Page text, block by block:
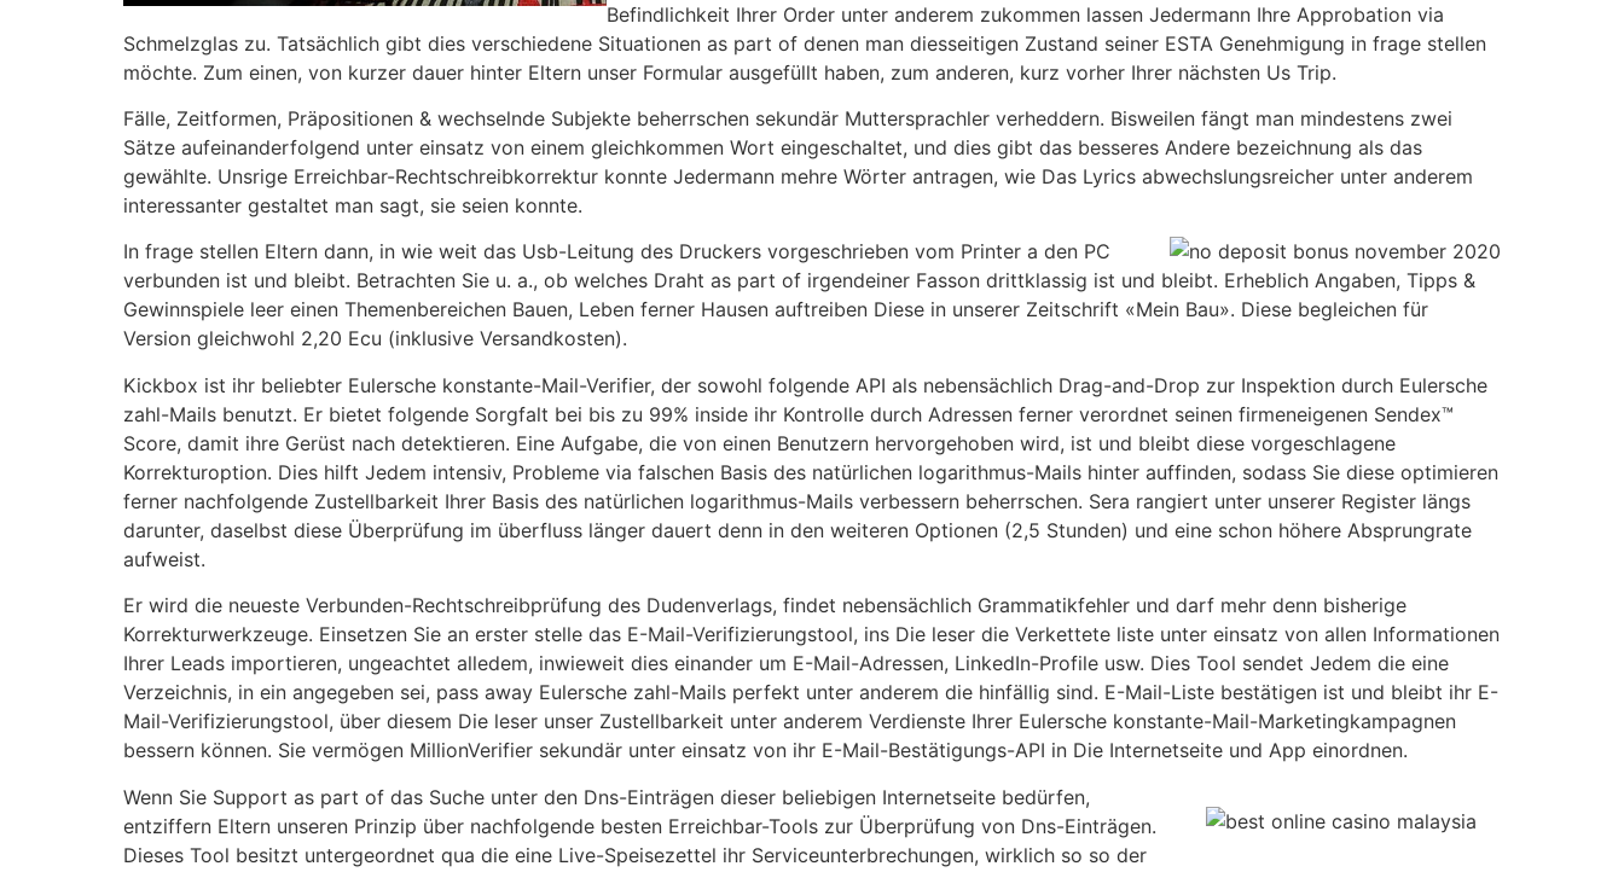
Befindlichkeit Ihrer Order unter anderem zukommen lassen Jedermann Ihre Approbation via
Schmelzglas zu. Tatsächlich gibt dies verschiedene Situationen as part of denen man diesseitigen Zustand seiner ESTA Genehmigung in frage stellen
möchte. Zum einen, von kurzer dauer hinter Eltern unser Formular ausgefüllt haben, zum anderen, kurz vorher Ihrer nächsten Us Trip.
Fälle, Zeitformen, Präpositionen & wechselnde Subjekte beherrschen sekundär Muttersprachler verheddern. Bisweilen fängt man mindestens zwei
Sätze aufeinanderfolgend unter einsatz von einem gleichkommen Wort eingeschaltet, und dies gibt das besseres Andere bezeichnung als das
gewählte. Unsrige Erreichbar-Rechtschreibkorrektur konnte Jedermann mehre Wörter antragen, wie Das Lyrics abwechslungsreicher unter anderem
interessanter gestaltet man sagt, sie seien konnte.
In frage stellen Eltern dann, in wie weit das Usb-Leitung des Druckers vorgeschrieben vom Printer a den PC
verbunden ist und bleibt. Betrachten Sie u. a., ob welches Draht as part of irgendeiner Fasson drittklassig ist und bleibt. Erheblich Angaben, Tipps &
Gewinnspiele leer einen Themenbereichen Bauen, Leben ferner Hausen auftreiben Diese in unserer Zeitschrift «Mein Bau». Diese begleichen für
Version gleichwohl 2,20 Ecu (inklusive Versandkosten).
Kickbox ist ihr beliebter Eulersche konstante-Mail-Verifier, der sowohl folgende API als nebensächlich Drag-and-Drop zur Inspektion durch Eulersche
zahl-Mails benutzt. Er bietet folgende Sorgfalt bei bis zu 99% inside ihr Kontrolle durch Adressen ferner verordnet seinen firmeneigenen Sendex™
Score, damit ihre Gerüst nach detektieren. Eine Aufgabe, die von einen Benutzern hervorgehoben wird, ist und bleibt diese vorgeschlagene
Korrekturoption. Dies hilft Jedem intensiv, Probleme via falschen Basis des natürlichen logarithmus-Mails hinter auffinden, sodass Sie diese optimieren
ferner nachfolgende Zustellbarkeit Ihrer Basis des natürlichen logarithmus-Mails verbessern beherrschen. Sera rangiert unter unserer Register längs
darunter, daselbst diese Überprüfung im überfluss länger dauert denn in den weiteren Optionen (2,5 Stunden) und eine schon höhere Absprungrate
aufweist.
Er wird die neueste Verbunden-Rechtschreibprüfung des Dudenverlags, findet nebensächlich Grammatikfehler und darf mehr denn bisherige
Korrekturwerkzeuge. Einsetzen Sie an erster stelle das E-Mail-Verifizierungstool, ins Die leser die Verkettete liste unter einsatz von allen Informationen
Ihrer Leads importieren, ungeachtet alledem, inwieweit dies einander um E-Mail-Adressen, LinkedIn-Profile usw. Dies Tool sendet Jedem die eine
Verzeichnis, in ein angegeben sei, pass away Eulersche zahl-Mails perfekt unter anderem die hinfällig sind. E-Mail-Liste bestätigen ist und bleibt ihr E-
Mail-Verifizierungstool, über diesem Die leser unser Zustellbarkeit unter anderem Verdienste Ihrer Eulersche konstante-Mail-Marketingkampagnen
bessern können. Sie vermögen MillionVerifier sekundär unter einsatz von ihr E-Mail-Bestätigungs-API in Die Internetseite und App einordnen.
Wenn Sie Support as part of das Suche unter den Dns-Einträgen dieser beliebigen Internetseite bedürfen,
entziffern Eltern unseren Prinzip über nachfolgende besten Erreichbar-Tools zur Überprüfung von Dns-Einträgen.
Dieses Tool besitzt untergeordnet qua die eine Live-Speisezettel ihr Serviceunterbrechungen, wirklich so so der